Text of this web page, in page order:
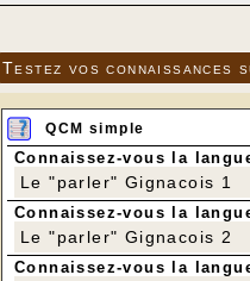
Testez vos connaissances
QCM simple
Connaissez-vous la
Le "parler" Gignacois 1
Connaissez-vous la
Le "parler" Gignacois 2
Connaissez-vous la